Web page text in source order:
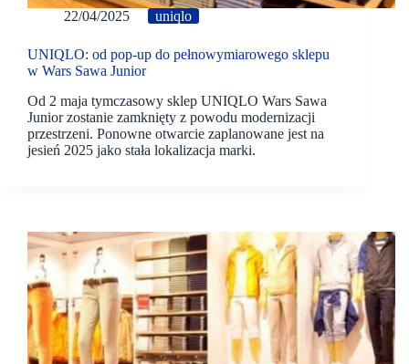
22/04/2025 uniqlo
UNIQLO: od pop-up do pełnowymiarowego sklepu
w Wars Sawa Junior
Od 2 maja tymczasowy sklep UNIQLO Wars Sawa
Junior zostanie zamknięty z powodu modernizacji
przestrzeni. Ponowne otwarcie zaplanowane jest na
jesień 2025 jako stała lokalizacja marki.